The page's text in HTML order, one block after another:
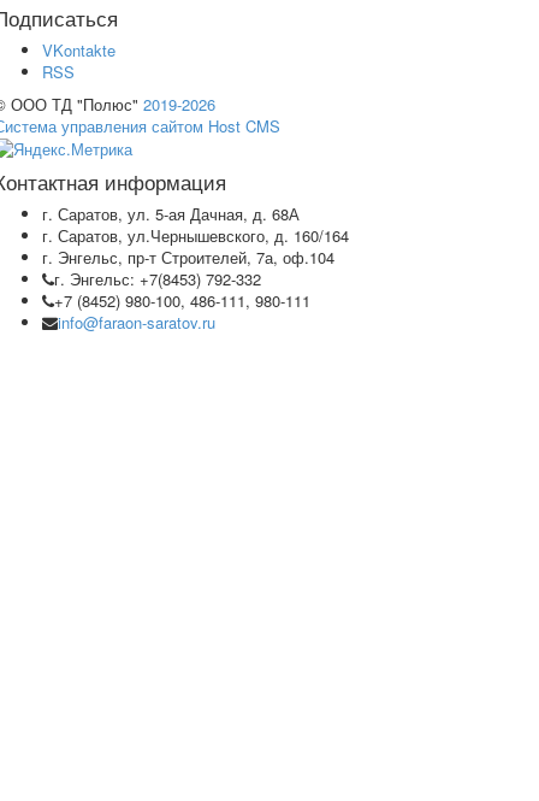
VKontakte
RSS
ООО ТД "Полюс" 2019-2026
управления сайтом Host CMS
информация
г. Саратов, ул. 5-ая Дачная, д. 68А
г. Саратов, ул.Чернышевского, д. 160/164
г. Энгельс, пр-т Строителей, 7а, оф.104
г. Энгельс: +7(8453) 792-332
+7 (8452) 980-100, 486-111, 980-111
info@faraon-saratov.ru